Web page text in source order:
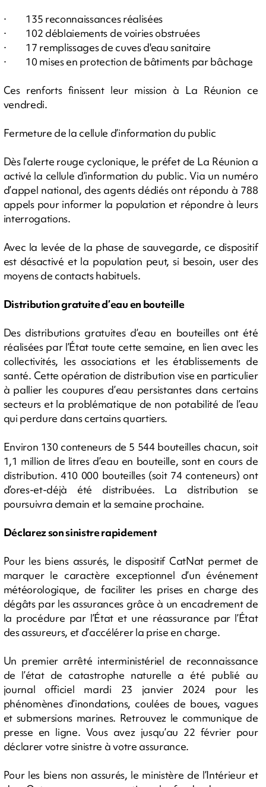
· 135 reconnaissances réalisées
· 102 déblaiements de voiries obstruées
· 17 remplissages de cuves d'eau sanitaire
· 10 mises en protection de bâtiments par bâchage
Ces renforts finissent leur mission à La Réunion ce
vendredi.
Fermeture de la cellule d’information du public
Dès l’alerte rouge cyclonique, le préfet de La Réunion a
activé la cellule d’information du public. Via un numéro
d’appel national, des agents dédiés ont répondu à 788
appels pour informer la population et répondre à leurs
interrogations.
Avec la levée de la phase de sauvegarde, ce dispositif
est désactivé et la population peut, si besoin, user des
moyens de contacts habituels.
Distribution gratuite d’eau en bouteille
Des distributions gratuites d’eau en bouteilles ont été
réalisées par l’État toute cette semaine, en lien avec les
collectivités, les associations et les établissements de
santé. Cette opération de distribution vise en particulier
à pallier les coupures d’eau persistantes dans certains
secteurs et la problématique de non potabilité de l’eau
qui perdure dans certains quartiers.
Environ 130 conteneurs de 5 544 bouteilles chacun, soit
1,1 million de litres d’eau en bouteille, sont en cours de
distribution. 410 000 bouteilles (soit 74 conteneurs) ont
d’ores-et-déjà été distribuées. La distribution se
poursuivra demain et la semaine prochaine.
Déclarez son sinistre rapidement
Pour les biens assurés, le dispositif CatNat permet de
marquer le caractère exceptionnel d’un événement
météorologique, de faciliter les prises en charge des
dégâts par les assurances grâce à un encadrement de
la procédure par l’État et une réassurance par l’État
des assureurs, et d’accélérer la prise en charge.
Un premier arrêté interministériel de reconnaissance
de l’état de catastrophe naturelle a été publié au
journal officiel mardi 23 janvier 2024 pour les
phénomènes d’inondations, coulées de boues, vagues
et submersions marines. Retrouvez le communique de
presse en ligne. Vous avez jusqu’au 22 février pour
déclarer votre sinistre à votre assurance.
Pour les biens non assurés, le ministère de l’Intérieur et